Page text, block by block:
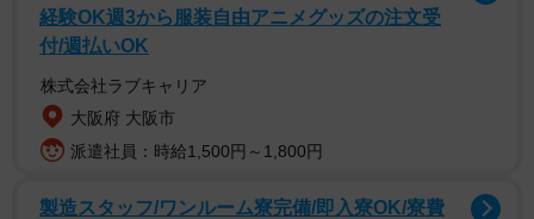
経験OK週3から服装自由アニメグッズの注文受
付/週払いOK
株式会社ラブキャリア
大阪府 大阪市
派遣社員：時給1,500円～1,800円
製造スタッフ/ワンルーム寮完備/即入寮OK/寮費